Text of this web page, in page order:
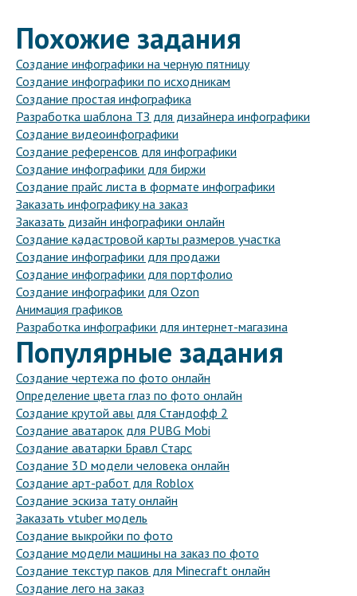
Похожие задания
Создание инфографики на черную пятницу
Создание инфографики по исходникам
Создание простая инфографика
Разработка шаблона ТЗ для дизайнера инфографики
Создание видеоинфографики
Создание референсов для инфографики
Создание инфографики для биржи
Создание прайс листа в формате инфографики
Заказать инфографику на заказ
Заказать дизайн инфографики онлайн
Создание кадастровой карты размеров участка
Создание инфографики для продажи
Создание инфографики для портфолио
Создание инфографики для Ozon
Анимация графиков
Разработка инфографики для интернет-магазина
Популярные задания
Создание чертежа по фото онлайн
Определение цвета глаз по фото онлайн
Создание крутой авы для Стандофф 2
Создание аватарок для PUBG Mobi
Создание аватарки Бравл Старс
Создание 3D модели человека онлайн
Создание арт-работ для Roblox
Создание эскиза тату онлайн
Заказать vtuber модель
Создание выкройки по фото
Создание модели машины на заказ по фото
Создание текстур паков для Minecraft онлайн
Создание лего на заказ